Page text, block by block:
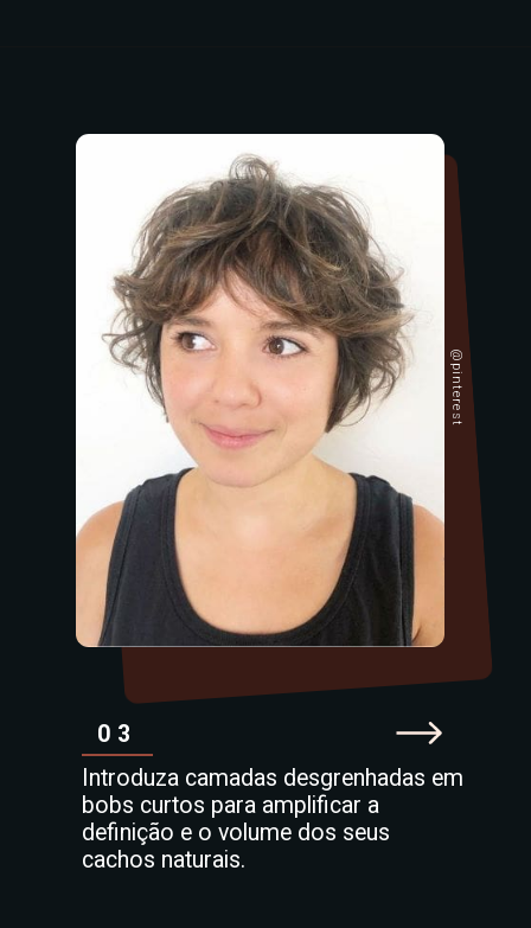
03
Introduza camadas desgrenhadas em
bobs curtos para amplificar a
definição e o volume dos seus
cachos naturais.
@pinterest